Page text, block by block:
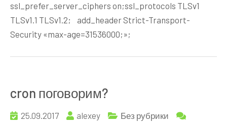
ssl_prefer_server_ciphers on;ssl_protocols TLSv1
TLSv1.1 TLSv1.2; add_header Strict-Transport-
Security «max-age=31536000;»;
cron поговорим?
25.09.2017 alexey
Без рубрики